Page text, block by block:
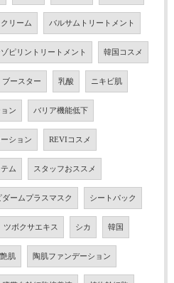
クリーム バルサムトリートメント
ゾピリントリートメント 韓国コスメ
ブースター 乳酸 ニキビ肌
ン バリア機能低下
ション REVIコスメ
ム スタッフおススメ
ダームプラスマスク シートパック
ツボクサエキス シカ 韓国
艶肌 陶肌ファンデーション